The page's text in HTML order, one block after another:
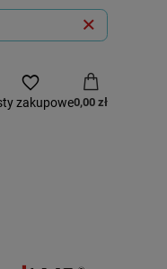
zakupowe0,00 zł